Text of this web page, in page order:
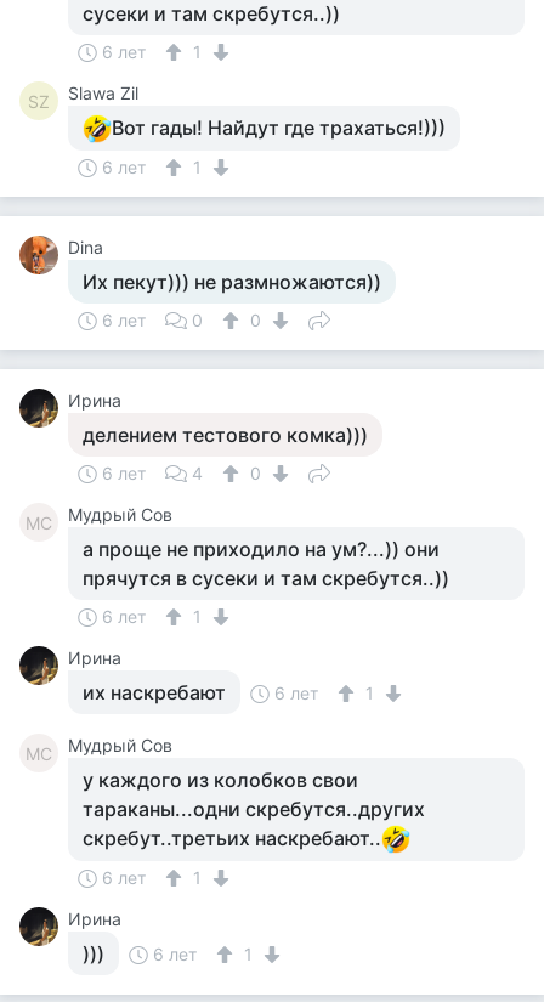
сусеки и там скребутся..))
6 лет 1
SZ Slawa Zil
Вот гады! Найдут где трахаться!)))
6 лет 1
Dina
Их пекут))) не размножаются))
6 лет 0 0
Ирина
делением тестового комка)))
6 лет 4 0
МС Мудрый Сов
а проще не приходило на ум?...)) они
прячутся в сусеки и там скребутся..))
6 лет
1
Ирина
их наскребают 6 лет 1
МС Мудрый Сов
у каждого из колобков свои
тараканы...одни скребутся..других
скребут..третьих наскребают..
6 лет
1
Ирина
))) 6 лет 1